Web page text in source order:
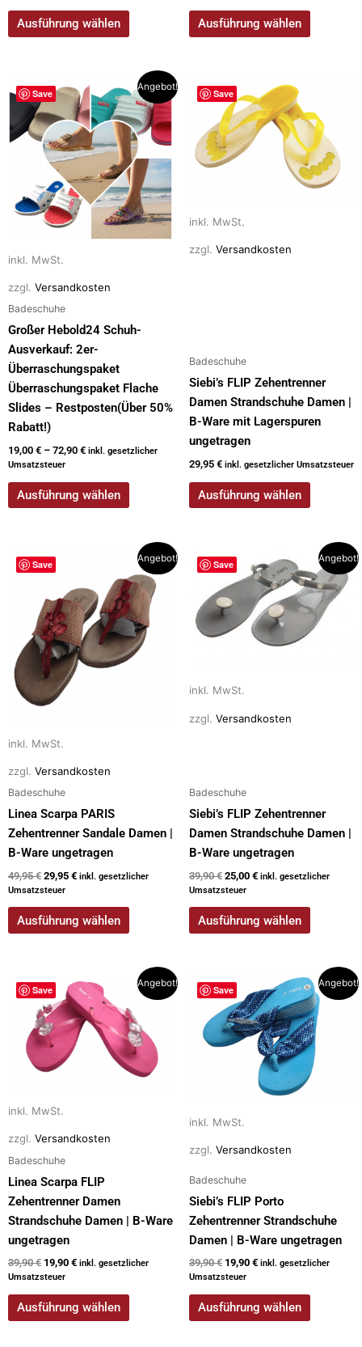
Ausführung wählen Ausführung wählen
Save
Angebot!
inkl. MwSt.
zzgl. Versandkosten
Badeschuhe
Großer Hebold24 Schuh-
Ausverkauf: 2er-
Überraschungspaket
Überraschungspaket Flache
Slides – Restposten(Über 50%
Rabatt!)
19,00 € – 72,90 € inkl. gesetzlicher
Umsatzsteuer
Ausführung wählen
Dieses
Produkt
weist
mehrere
Varianten
Die
Optionen
auf
Produktseite
gewählt
werden
Save
inkl. MwSt.
zzgl. Versandkosten
Badeschuhe
Siebi’s FLIP Zehentrenner
Damen Strandschuhe Damen |
B-Ware mit Lagerspuren
ungetragen
29,95 € inkl. gesetzlicher Umsatzsteuer
Ausführung wählen
Dieses
Produkt
weist
mehrere
Varianten
Optionen
auf
Save
Angebot!
inkl. MwSt.
zzgl. Versandkosten
Badeschuhe
Linea Scarpa PARIS
Zehentrenner Sandale Damen |
B-Ware ungetragen
49,95€
Preis
49,95 €
29,95 €
29,95 €.
inkl. gesetzlicher
Umsatzsteuer
Ausführung wählen
Dieses
Produkt
mehrere
Varianten
auf.
Die
Optionen
können
der
Produktseite
gewählt
werden
Save
Angebot!
inkl. MwSt.
zzgl. Versandkosten
Badeschuhe
Siebi’s FLIP Zehentrenner
Damen Strandschuhe Damen |
B-Ware ungetragen
39,90€
Preis
war:
25,00 €
Preis
ist:
25,00 €.
inkl. gesetzlicher
Umsatzsteuer
Ausführung wählen
Dieses
Produkt
weist
mehrere
Varianten
Optionen
gewählt
werden
Save
Angebot!
inkl. MwSt.
zzgl. Versandkosten
Badeschuhe
Linea Scarpa FLIP
Zehentrenner Damen
Strandschuhe Damen | B-Ware
ungetragen
39,90€
Ursprünglicher
Preis
war:
39,90 €
19,90 €
Aktueller
Preis
ist:
19,90 €.
inkl. gesetzlicher
Umsatzsteuer
Ausführung wählen
Dieses
Produkt
weist
mehrere
Varianten
Optionen
können
auf
der
Produktseite
gewählt
werden
Save
Angebot!
inkl. MwSt.
zzgl. Versandkosten
Badeschuhe
Siebi’s FLIP Porto
Zehentrenner Strandschuhe
Damen | B-Ware ungetragen
39,90€
Ursprünglicher
Preis
war:
39,90 €
19,90 €
Aktueller
Preis
ist:
19,90 €.
inkl. gesetzlicher
Umsatzsteuer
Ausführung wählen
Dieses
Produkt
weist
mehrere
Optionen
auf
der
Produktseite
gewählt
werden